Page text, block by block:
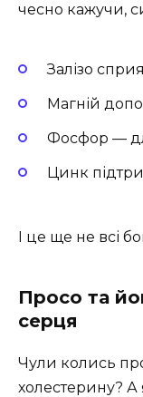
чесно кажучи,
Залізо
Магній
Фосфор —
Цинк
І це ще не всі
Просо та
серця
Чули колись
холестерину?